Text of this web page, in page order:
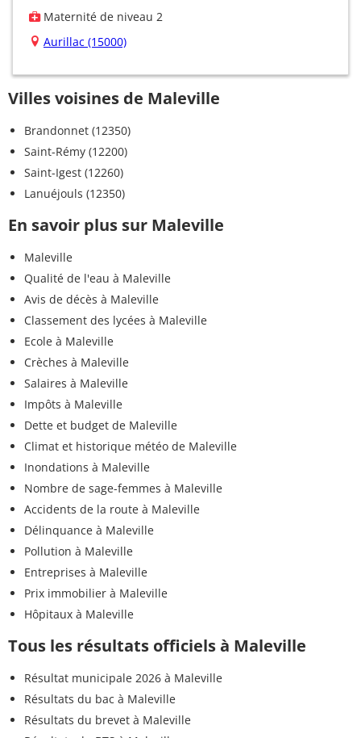
Maternité de niveau 2
Aurillac (15000)
Villes voisines de Maleville
Brandonnet (12350)
Saint-Rémy (12200)
Saint-Igest (12260)
Lanuéjouls (12350)
En savoir plus sur Maleville
Maleville
Qualité de l'eau à Maleville
Avis de décès à Maleville
Classement des lycées à Maleville
Ecole à Maleville
Crèches à Maleville
Salaires à Maleville
Impôts à Maleville
Dette et budget de Maleville
Climat et historique météo de Maleville
Inondations à Maleville
Nombre de sage-femmes à Maleville
Accidents de la route à Maleville
Délinquance à Maleville
Pollution à Maleville
Entreprises à Maleville
Prix immobilier à Maleville
Hôpitaux à Maleville
Tous les résultats officiels à Maleville
Résultat municipale 2026 à Maleville
Résultats du bac à Maleville
Résultats du brevet à Maleville